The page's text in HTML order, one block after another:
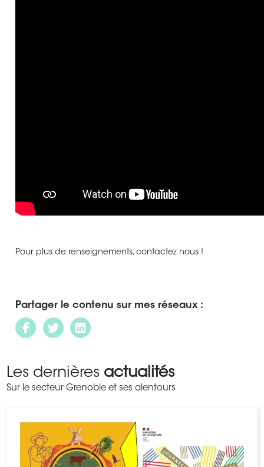
Pour plus de renseignements, contactez nous !
Partager le contenu sur mes réseaux :
Les dernières actualités
Sur le secteur Grenoble et ses alentours